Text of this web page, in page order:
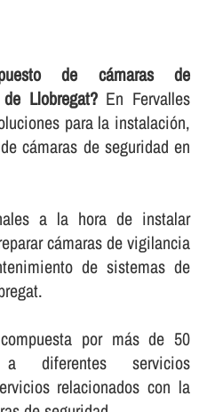
de cámaras de
Llobregat?En Fervalles
para la instalación,
cámaras de seguridad en
a la hora de instalar
cámaras de vigilancia
de sistemas de
por más de 50
a diferentes servicios
relacionados con la